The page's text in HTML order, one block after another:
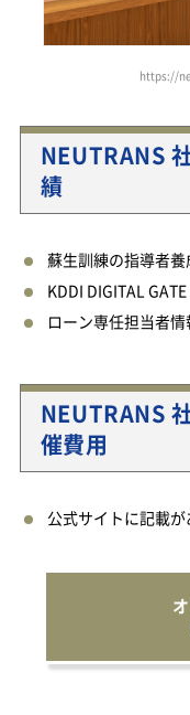
https://
NEUTRANS
績
蘇生訓練の指導者養
KDDI DIGITAL GATE
ローン専任担当者
NEUTRANS
催費用
公式サイトに記載が